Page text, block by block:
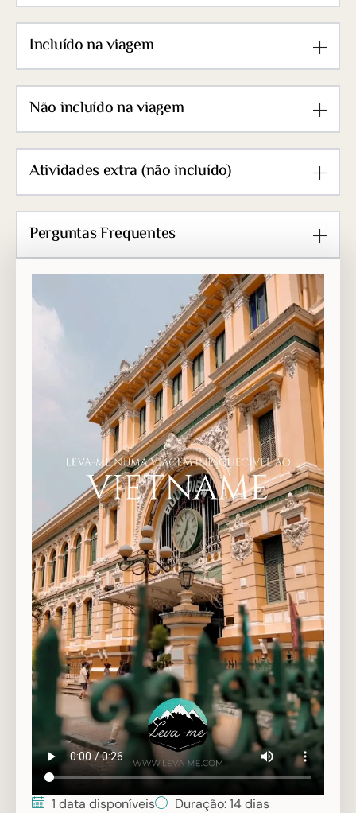
Incluído na viagem
Não incluído na viagem
Atividades extra (não incluído)
Perguntas Frequentes
1 data disponíveis Duração: 14 dias